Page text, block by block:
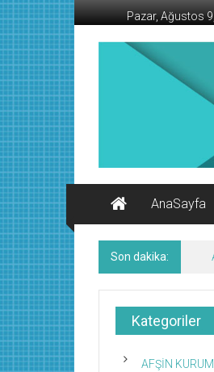
İçeriğe
geç
Pazar, Ağustos
AFŞİN
Ekonomi
Kanalı
AnaSayfa
Son dakika:
Kategoriler
AFŞİN